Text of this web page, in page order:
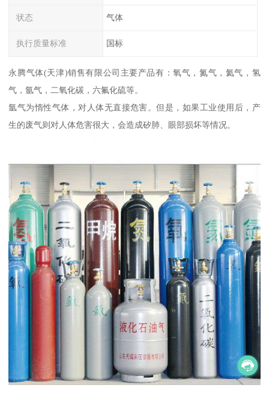
状态 气体
执行质量标准 国标
永腾气体(天津)销售有限公司主要产品有：氧气，氮气，氦气，氢
气，氩气，二氧化碳，六氟化硫等。
氩气为惰性气体，对人体无直接危害。但是，如果工业使用后，产
生的废气则对人体危害很大，会造成矽肺、眼部损坏等情况。